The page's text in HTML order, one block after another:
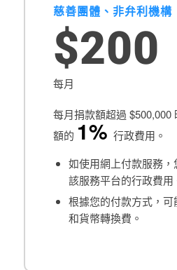
慈善團體、非弁利機構
$200
每月
每月捐款額超過 $500,000
額的 1% 行政費用。
如使用網上付款服務
該服務平台的行政費用
根據您的付款方式，
和貨幣轉換費。